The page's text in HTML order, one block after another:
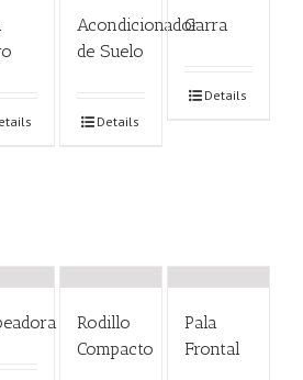
Acondicionador
de Suelo
Details
Garra
Details
Rodillo
Compacto
Pala
Frontal